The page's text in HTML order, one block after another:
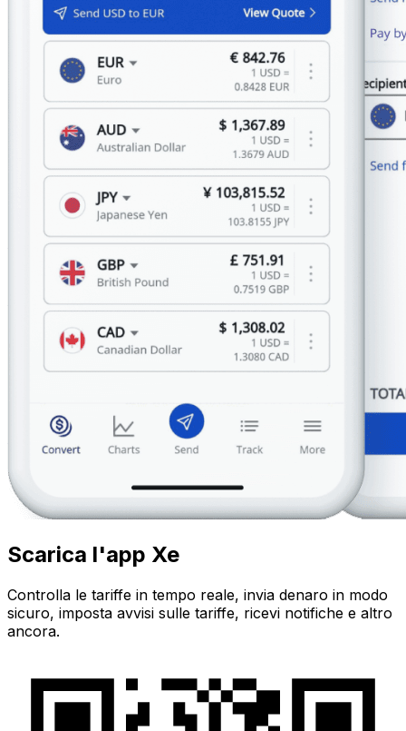
Scarica l'app Xe
Controlla le tariffe in tempo reale, invia denaro in modo
sicuro, imposta avvisi sulle tariffe, ricevi notifiche e altro
ancora.